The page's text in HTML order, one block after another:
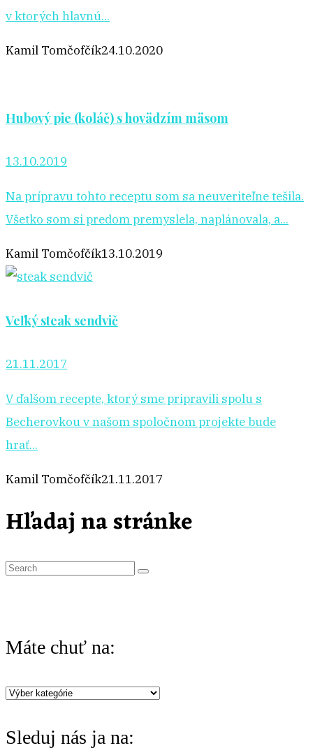
v ktorých hlavnú...
Kamil Tomčofčík24.10.2020
Hubový pie (koláč) s hovädzím mäsom
13.10.2019
Na prípravu tohto receptu som sa neuveriteľne tešila.
Všetko som si predom premyslela, naplánovala, a...
Kamil Tomčofčík13.10.2019
Veľký steak sendvič
21.11.2017
V ďalšom recepte, ktorý sme pripravili spolu s
Becherovkou v našom spoločnom projekte bude
hrať...
Kamil Tomčofčík21.11.2017
Hľadaj na stránke
S
c
f
o
Máte chuť na:
Máte
na:
Sleduj nás ja na: